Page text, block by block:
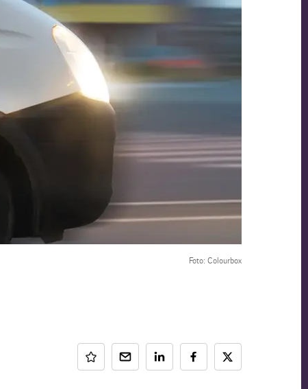
Foto: Colourbox